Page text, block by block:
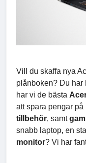
Vill du skaffa nya
plånboken? Du har
har vi de bästa
att spara pengar på
tillbehör, samt
snabb laptop, en
monitor? Vi har